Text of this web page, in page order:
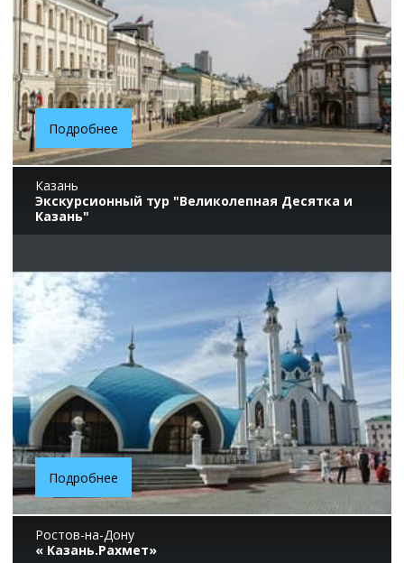
Подробнее
Казань
Экскурсионный тур "Великолепная Десятка и
Казань"
Подробнее
Ростов-на-Дону
« Казань.Рахмет»